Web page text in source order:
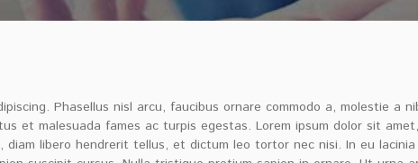
Phasellus nisl arcu, faucibus ornare commodo a, molestie
et malesuada fames ac turpis egestas. Lorem ipsum dolor sit
diam libero hendrerit tellus, et dictum leo tortor nec nisi. In eu